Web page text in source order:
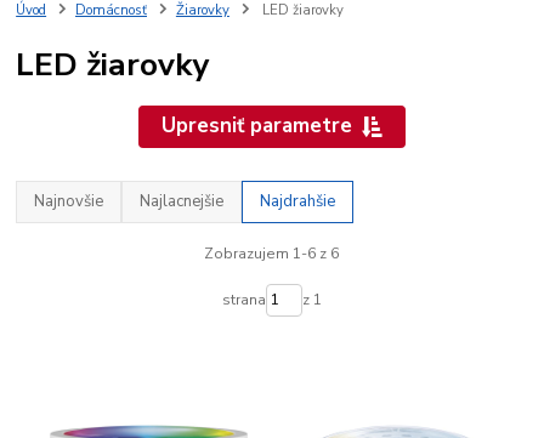
Úvod Domácnosť Žiarovky LED žiarovky
LED žiarovky
Upresniť parametre
Najnovšie Najlacnejšie Najdrahšie
Zobrazujem 1-6 z 6
strana z 1